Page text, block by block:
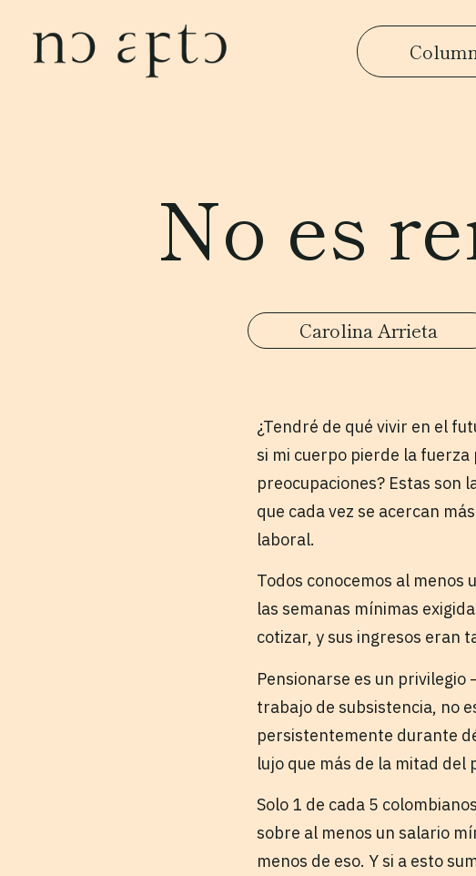
No es
Carolina Arrieta
¿Tendré de qué vivir en el
si mi cuerpo pierde la
preocupaciones? Estas son
que cada vez se acercan
laboral.
Todos conocemos al menos
las semanas mínimas
cotizar, y sus ingresos eran
Pensionarse es un
trabajo de subsistencia, no
persistentemente durante
lujo que más de la mitad del
Solo 1 de cada 5
sobre al menos un salario
menos de eso. Y si a esto